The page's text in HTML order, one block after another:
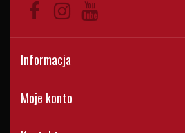
Informacja
Moje konto